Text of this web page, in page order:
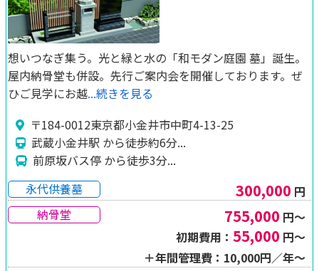
〒184-0012東京都小金井市中町4-13-25
武蔵小金井駅 から徒歩約6分...
前原坂バス停 から徒歩3分...
永代供養墓
300,000 円
納骨堂
755,000 円～
初期費用： 55,000 円～
＋年間管理費：10,000円／年～
想いつなぎ集う。光と緑と水の「和モダン庭園 墓」誕生。
屋内納骨堂も併設。先行ご案内会を開催しております。ぜ
ひご見学にお越...続きを見る